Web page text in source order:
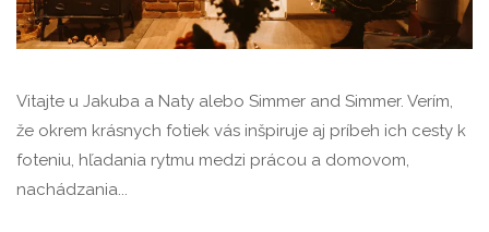
Vitajte u Jakuba a Naty alebo Simmer and Simmer. Verím,
že okrem krásnych fotiek vás inšpiruje aj príbeh ich cesty k
foteniu, hľadania rytmu medzi prácou a domovom,
nachádzania...